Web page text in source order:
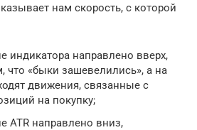
нам скорость, с которой
индикатора направлено вверх,
что «быки зашевелились», а на
движения, связанные с
на покупку;
ATR направлено вниз,